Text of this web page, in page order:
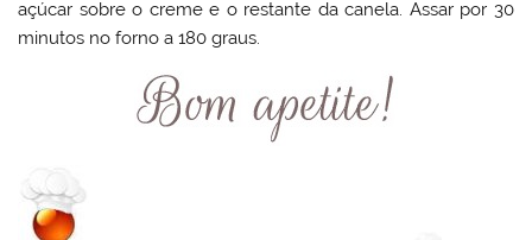
açúcar sobre o creme e o restante da canela. Assar por 30
minutos no forno a 180 graus.